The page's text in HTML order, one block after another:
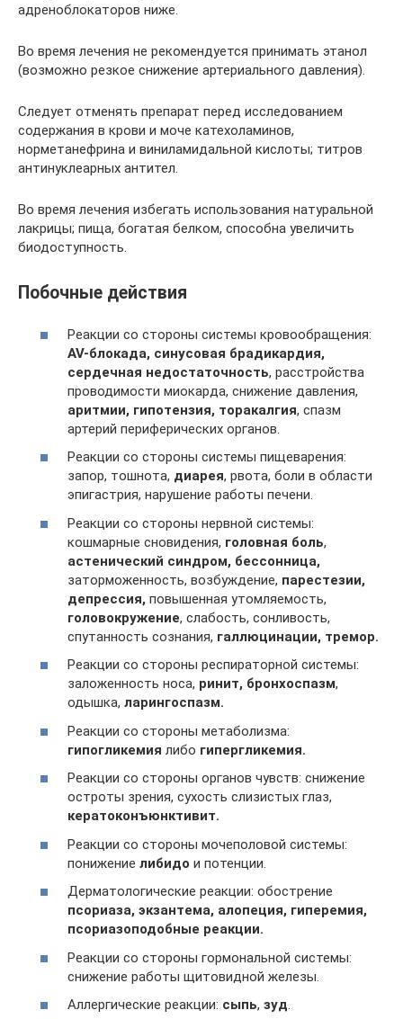
адреноблокаторов ниже.
Во время лечения не рекомендуется принимать этанол
(возможно резкое снижение артериального давления).
Следует отменять препарат перед исследованием
содержания в крови и моче катехоламинов,
норметанефрина и виниламидальной кислоты; титров
антинуклеарных антител.
Во время лечения избегать использования натуральной
лакрицы; пища, богатая белком, способна увеличить
биодоступность.
Побочные действия
Реакции со стороны системы кровообращения:
AV-блокада, синусовая брадикардия,
сердечная недостаточность, расстройства
проводимости миокарда, снижение давления,
аритмии, гипотензия, торакалгия, спазм
артерий периферических органов.
Реакции со стороны системы пищеварения:
запор, тошнота, диарея, рвота, боли в области
эпигастрия, нарушение работы печени.
Реакции со стороны нервной системы:
кошмарные сновидения, головная боль,
астенический синдром, бессонница,
заторможенность, возбуждение, парестезии,
депрессия, повышенная утомляемость,
головокружение, слабость, сонливость,
спутанность сознания, галлюцинации, тремор.
Реакции со стороны респираторной системы:
заложенность носа, ринит, бронхоспазм,
одышка, ларингоспазм.
Реакции со стороны метаболизма:
гипогликемия либо гипергликемия.
Реакции со стороны органов чувств: снижение
остроты зрения, сухость слизистых глаз,
кератоконъюнктивит.
Реакции со стороны мочеполовой системы:
понижение либидо и потенции.
Дерматологические реакции: обострение
псориаза, экзантема, алопеция, гиперемия,
псориазоподобные реакции.
Реакции со стороны гормональной системы:
снижение работы щитовидной железы.
Аллергические реакции: сыпь, зуд.